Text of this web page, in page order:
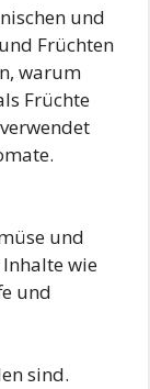
und
Früchten
warum
Früchte
und
wie
und
sind.